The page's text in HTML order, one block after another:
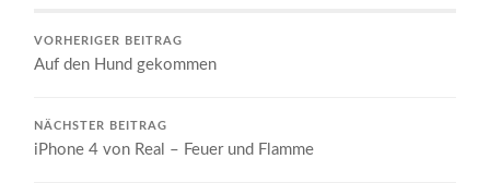
VORHERIGER BEITRAG
Auf den Hund gekommen
NÄCHSTER BEITRAG
iPhone 4 von Real – Feuer und Flamme